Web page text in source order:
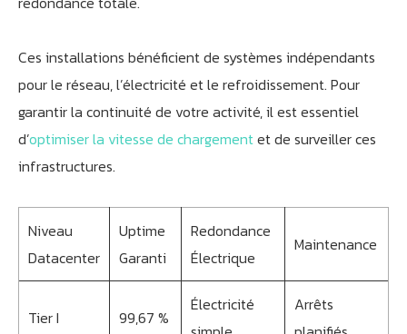
Ces installations bénéficient de systèmes indépendants
pour le réseau, l’électricité et le refroidissement. Pour
garantir la continuité de votre activité, il est essentiel
d’optimiser la vitesse de chargementet de surveiller ces
infrastructures.
Niveau
Datacenter
Uptime
Garanti
Redondance
Électrique
Maintenance
Tier I 99,67 %
Électricité
Arrêts